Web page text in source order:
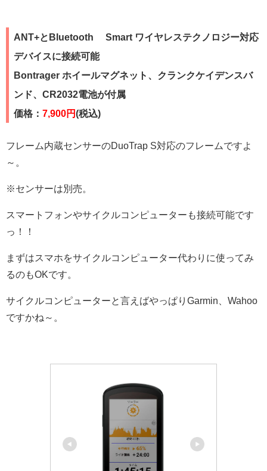
ANT+とBluetooth® Smart ワイヤレステクノロジー対応
デバイスに接続可能
Bontrager ホイールマグネット、クランクケイデンスバ
ンド、CR2032電池が付属
価格： 7,900円(税込)
フレーム内蔵センサーのDuoTrap S対応のフレームですよ
～。
※センサーは別売。
スマートフォンやサイクルコンピューターも接続可能です
っ！！
まずはスマホをサイクルコンピューター代わりに使ってみ
るのもOKです。
サイクルコンピューターと言えばやっぱりGarmin、Wahoo
ですかね～。